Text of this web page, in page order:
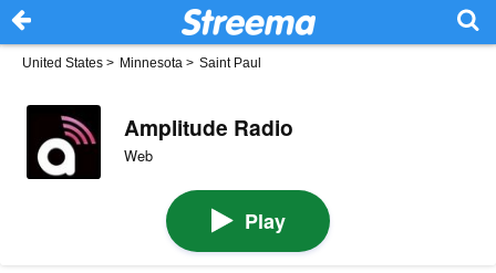
United States > Minnesota > Saint Paul
Amplitude Radio
Web
Play